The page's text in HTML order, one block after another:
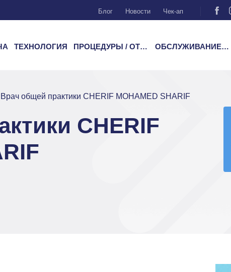
Блог Новости Чек-ап
ТЕХНОЛОГИЯ ПРОЦЕДУРЫ / ОТДЕЛЕНИЯ ОБСЛУЖИВАНИЕ ПАЦИЕНТОВ
Врач общей практики CHERIF MOHAMED SHARIF
CHERIF